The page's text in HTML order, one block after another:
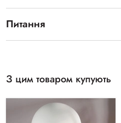
Питання
З цим товаром купують